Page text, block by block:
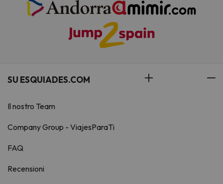
SU ESQUIADES.COM
Il nostro Team
Company Group - ViajesParaTi
FAQ
Recensioni